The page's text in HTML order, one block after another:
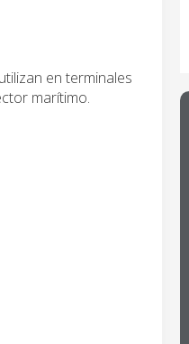
en terminales
marítimo.